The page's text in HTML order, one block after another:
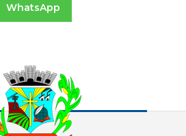
WhatsApp